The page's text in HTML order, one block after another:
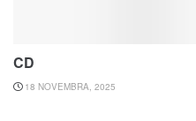
CD
18 NOVEMBRA, 2025